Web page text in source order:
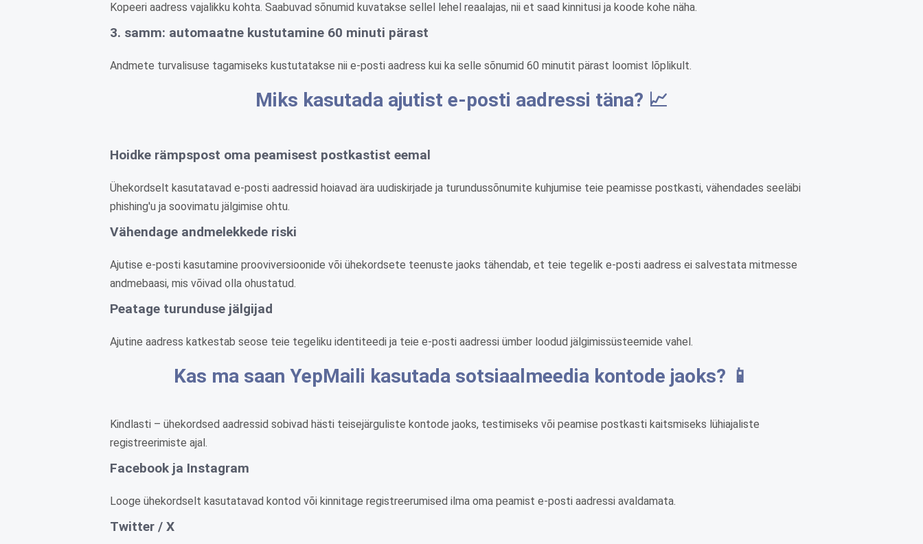
Kopeeri aadress vajalikku kohta. Saabuvad sõnumid kuvatakse sellel lehel reaalajas, nii et saad kinnitusi ja koode kohe näha.
3. samm: automaatne kustutamine 60 minuti pärast
Andmete turvalisuse tagamiseks kustutatakse nii e-posti aadress kui ka selle sõnumid 60 minutit pärast loomist lõplikult.
Miks kasutada ajutist e-posti aadressi täna? 📈
Hoidke rämpspost oma peamisest postkastist eemal
Ühekordselt kasutatavad e-posti aadressid hoiavad ära uudiskirjade ja turundussõnumite kuhjumise teie peamisse postkasti, vähendades seeläbi
phishing'u ja soovimatu jälgimise ohtu.
Vähendage andmelekkede riski
Ajutise e-posti kasutamine prooviversioonide või ühekordsete teenuste jaoks tähendab, et teie tegelik e-posti aadress ei salvestata mitmesse
andmebaasi, mis võivad olla ohustatud.
Peatage turunduse jälgijad
Ajutine aadress katkestab seose teie tegeliku identiteedi ja teie e-posti aadressi ümber loodud jälgimissüsteemide vahel.
Kas ma saan YepMaili kasutada sotsiaalmeedia kontode jaoks? 📱
Kindlasti – ühekordsed aadressid sobivad hästi teisejärguliste kontode jaoks, testimiseks või peamise postkasti kaitsmiseks lühiajaliste
registreerimiste ajal.
Facebook ja Instagram
Looge ühekordselt kasutatavad kontod või kinnitage registreerumised ilma oma peamist e-posti aadressi avaldamata.
Twitter / X